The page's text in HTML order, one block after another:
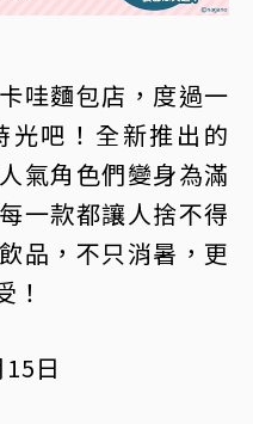
哇麵包店，度過一
光吧！全新推出的
氣角色們變身為滿
一款都讓人捨不得
品，不只消暑，更
！
日